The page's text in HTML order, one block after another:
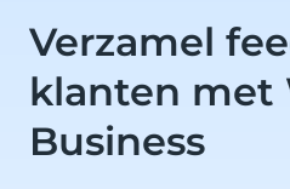
Verzamel
klanten met
Business